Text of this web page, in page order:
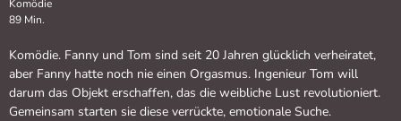
Komödie
89 Min.
Komödie. Fanny und Tom sind seit 20 Jahren glücklich verheiratet,
aber Fanny hatte noch nie einen Orgasmus. Ingenieur Tom will
darum das Objekt erschaffen, das die weibliche Lust revolutioniert.
Gemeinsam starten sie diese verrückte, emotionale Suche.